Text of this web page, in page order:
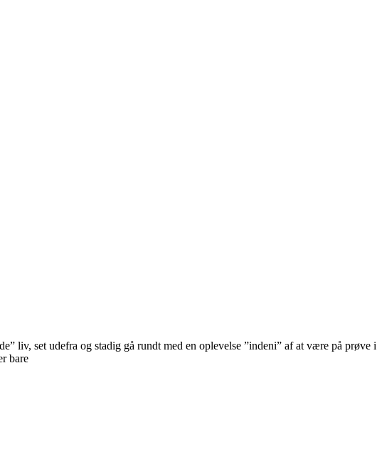
liv, set udefra og stadig gå rundt med en oplevelse ”indeni” af at være på
bare